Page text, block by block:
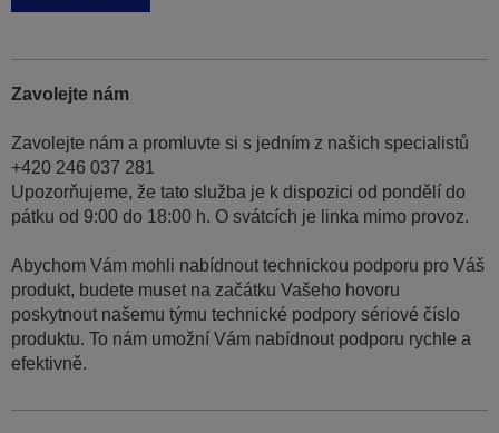
Zavolejte nám
Zavolejte nám a promluvte si s jedním z našich specialistů
+420 246 037 281
Upozorňujeme, že tato služba je k dispozici od pondělí do
pátku od 9:00 do 18:00 h. O svátcích je linka mimo provoz.
Abychom Vám mohli nabídnout technickou podporu pro Váš
produkt, budete muset na začátku Vašeho hovoru
poskytnout našemu týmu technické podpory sériové číslo
produktu. To nám umožní Vám nabídnout podporu rychle a
efektivně.